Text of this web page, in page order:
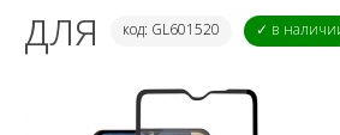
для
код: GL601520 ✓ в